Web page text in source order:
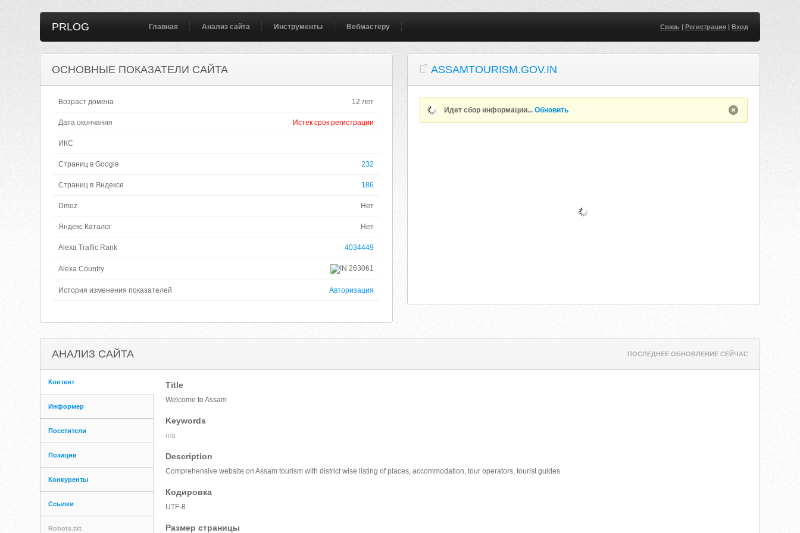
PRLOG Главная Анализ сайта Инструменты Вебмастеру Связь| Регистрация| Вход
ОСНОВНЫЕ ПОКАЗАТЕЛИ САЙТА
Возраст домена 12 лет
Дата окончания Истек срок регистрации
ИКС
Страниц в Google 232
Страниц в Яндексе 186
Dmoz Нет
Яндекс Каталог Нет
Alexa Traffic Rank 4034449
Alexa Country 263061
История изменения показателей Авторизация
ASSAMTOURISM.GOV.IN
Идет сбор информации...Обновить
АНАЛИЗ САЙТА ПОСЛЕДНЕЕ ОБНОВЛЕНИЕ СЕЙЧАС
Контент
Информер
Посетители
Позиции
Конкуренты
Ссылки
Robots.txt
Title
Welcome to Assam
Keywords
n/a
Description
Comprehensive website on Assam tourism with district wise listing of places, accommodation, tour operators, tourist guides
Кодировка
UTF-8
Размер страницы